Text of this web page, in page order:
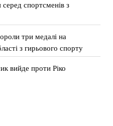
серед спортсменів з
три медалі на
з гирьового спорту
вийде проти Ріко